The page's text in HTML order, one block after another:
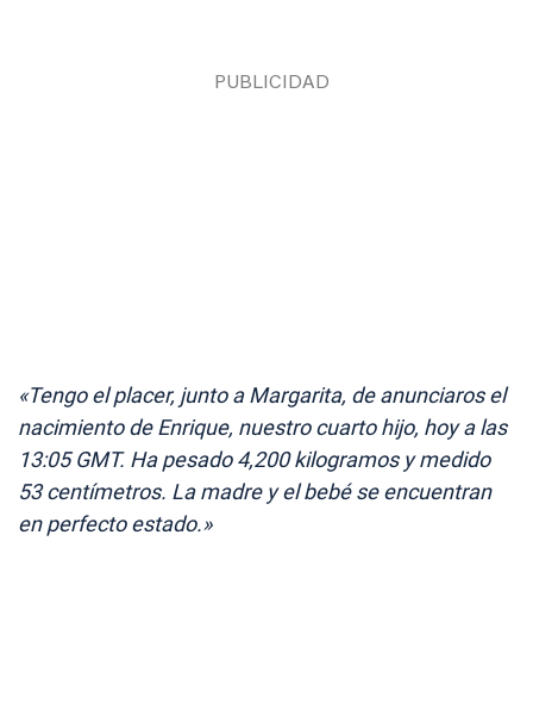
«Tengo el placer, junto a Margarita, de anunciaros el
nacimiento de Enrique, nuestro cuarto hijo, hoy a las
13:05 GMT. Ha pesado 4,200 kilogramos y medido
53 centímetros. La madre y el bebé se encuentran
en perfecto estado.»